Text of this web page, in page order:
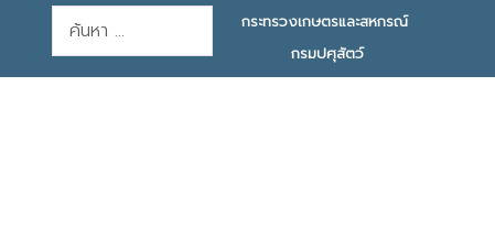
การค้นหา
กระทรวงเกษตรและสหกรณ์
กรมปศุสัตว์